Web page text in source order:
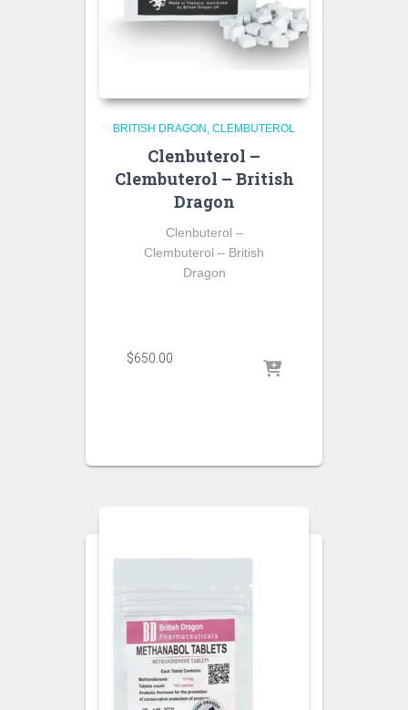
BRITISH DRAGON CLEMBUTEROL
Clenbuterol –
Clembuterol – British
Dragon
Clenbuterol –
Clembuterol – British
Dragon
$650.00